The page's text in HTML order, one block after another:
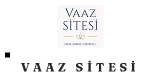
VAAZ SİTESİ